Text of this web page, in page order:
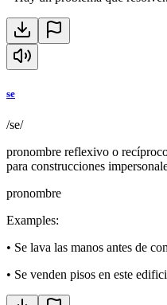
se
/se/
pronombre reflexivo o
para construcciones
pronombre
Examples:
• Se lava las manos antes de
• Se venden pisos en este